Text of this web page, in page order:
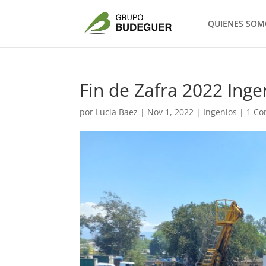
QUIENES
Fin de Zafra 2022
por Lucia Baez | Nov 1, 2022 | Ingenios | 1